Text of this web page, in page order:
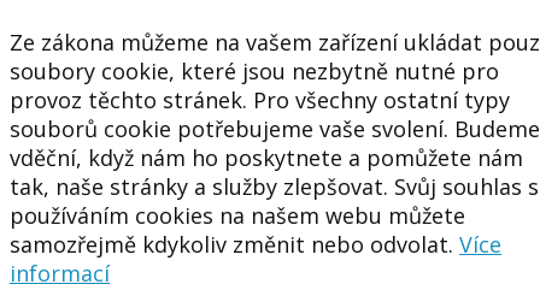
Ze zákona můžeme na vašem zařízení ukládat
soubory cookie, které jsou nezbytně nutné pro
provoz těchto stránek. Pro všechny ostatní typy
souborů cookie potřebujeme vaše svolení. Budeme
vděční, když nám ho poskytnete a pomůžete nám
tak, naše stránky a služby zlepšovat. Svůj souhlas s
používáním cookies na našem webu můžete
samozřejmě kdykoliv změnit nebo odvolat. Více
informací